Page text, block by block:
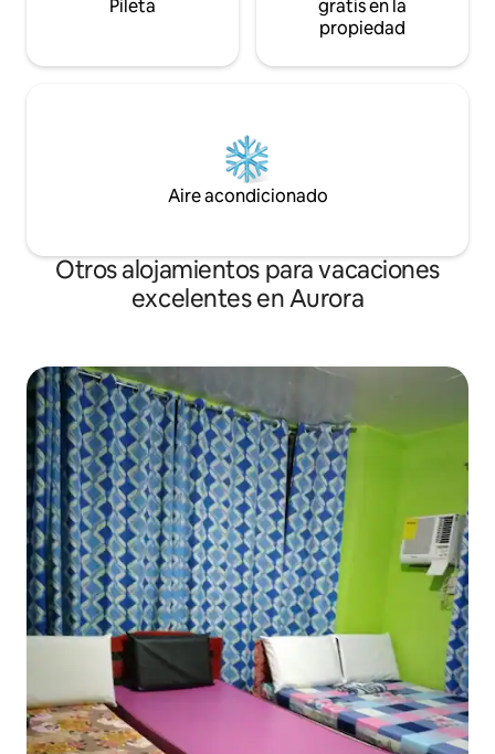
Pileta
gratis en la
propiedad
Aire acondicionado
Otros alojamientos para vacaciones
excelentes en Aurora